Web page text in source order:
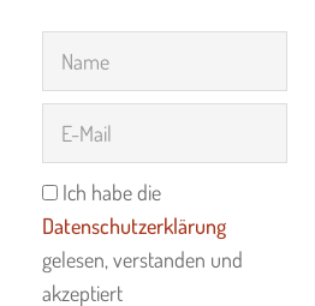
Ich habe die
Datenschutzerklärung
gelesen, verstanden und
akzeptiert